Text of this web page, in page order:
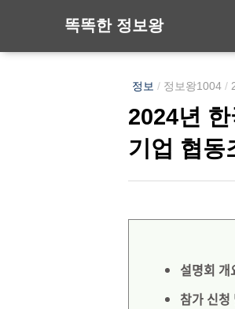
똑똑한 정보왕
정보 / 정보왕1004 /
2024년
기업 협동
설명회 개
참가 신청